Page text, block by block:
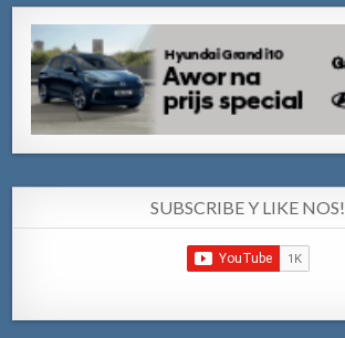
SUBSCRIBE Y LIKE NOS!